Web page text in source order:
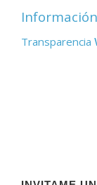
Información
Transparencia